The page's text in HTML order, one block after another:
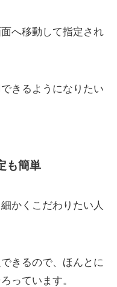
へ移動して指定され
きるようになりたい
も簡単
かくこだわりたい人
きるので、ほんとに
っています。